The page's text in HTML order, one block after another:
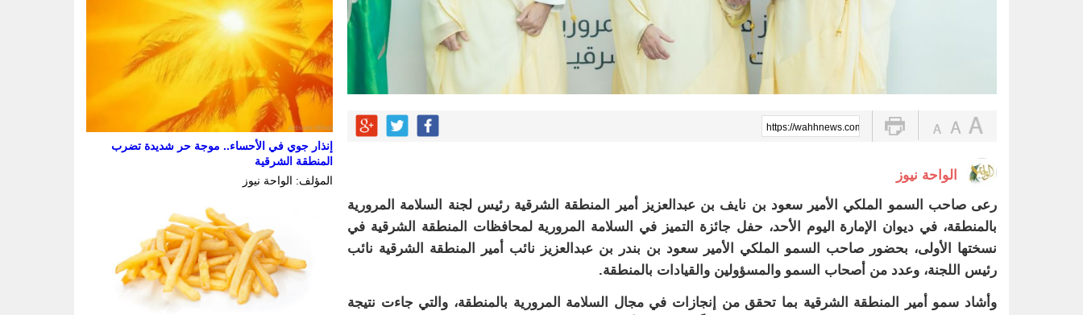
https://wahhnews.com/?p=105165
الواحة نيوز
رعى صاحب السمو الملكي الأمير سعود بن نايف بن عبدالعزيز أمير المنطقة الشرقية رئيس لجنة السلامة المرورية
بالمنطقة، في ديوان الإمارة اليوم الأحد، حفل جائزة التميز في السلامة المرورية لمحافظات المنطقة الشرقية في
نسختها الأولى، بحضور صاحب السمو الملكي الأمير سعود بن بندر بن عبدالعزيز نائب أمير المنطقة الشرقية نائب
رئيس اللجنة، وعدد من أصحاب السمو والمسؤولين والقيادات بالمنطقة.
وأشاد سمو أمير المنطقة الشرقية بما تحقق من إنجازات في مجال السلامة المرورية بالمنطقة، والتي جاءت نتيجة
إنذار جوي في الأحساء.. موجة حر شديدة تضرب
المنطقة الشرقية
المؤلف: الواحة نيوز